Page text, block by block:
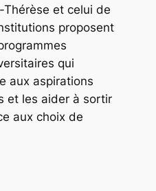
et celui de
proposent
qui
aux aspirations
et les aider à sortir
aux choix de